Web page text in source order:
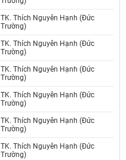
TK. Thích Nguyên Hạnh (Đức
Trường)
TK. Thích Nguyên Hạnh (Đức
Trường)
TK. Thích Nguyên Hạnh (Đức
Trường)
TK. Thích Nguyên Hạnh (Đức
Trường)
TK. Thích Nguyên Hạnh (Đức
Trường)
TK. Thích Nguyên Hạnh (Đức
Trường)